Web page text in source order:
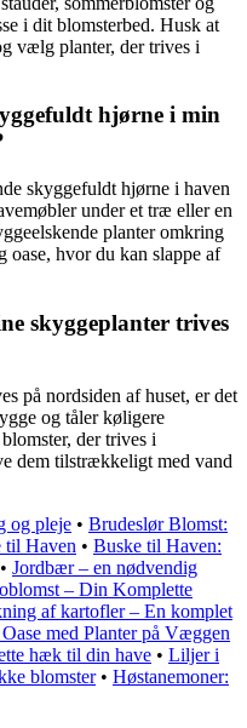
i dit blomsterbed. Husk at
vælg planter, der trives i
hjørne i min
skyggefuldt hjørne i haven
under et træ eller en
planter omkring
oase, hvor du kan slappe af
skyggeplanter trives
på nordsiden af huset, er det
og tåler køligere
der trives i
dem tilstrækkeligt med vand
og pleje • Brudeslør Blomst:
til Haven • Buske til Haven:
• Jordbær – en nødvendig
– Din Komplette
af kartofler – En komplet
med Planter på Væggen
hæk til din have • Liljer i
blomster• Høstanemoner: